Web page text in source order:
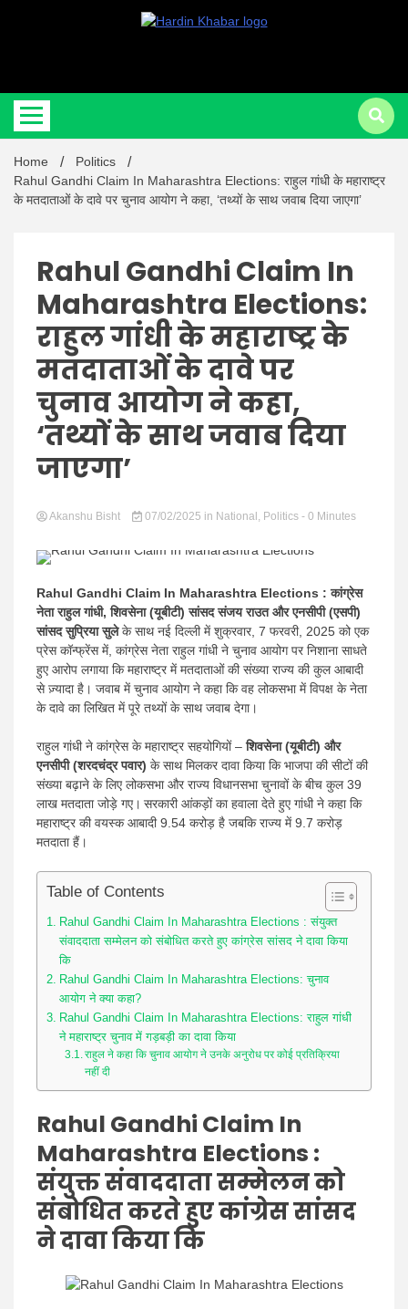
Hardin
Khabar |
Hindi
news |
Latest
Hindi
News
Home
Politics
Rahul Gandhi Claim In Maharashtra Elections: राहुल गांधी के महाराष्ट्र
के मतदाताओं के दावे पर चुनाव आयोग ने कहा, ‘तथ्यों के साथ जवाब दिया जाएगा’
Rahul Gandhi Claim In
Maharashtra Elections:
राहुल गांधी के महाराष्ट्र के
मतदाताओं के दावे पर
चुनाव आयोग ने कहा,
‘तथ्यों के साथ जवाब दिया
जाएगा’
Akanshu Bisht 07/02/2025 in National , Politics - 0 Minutes
Rahul Gandhi Claim In Maharashtra Elections : कांग्रेस
नेता राहुल गांधी, शिवसेना (यूबीटी) सांसद संजय राउत और एनसीपी (एसपी)
सांसद सुप्रिया सुलेके साथ नई दिल्ली में शुक्रवार, 7 फरवरी, 2025 को एक
प्रेस कॉन्फ्रेंस में, कांग्रेस नेता राहुल गांधी ने चुनाव आयोग पर निशाना साधते
हुए आरोप लगाया कि महाराष्ट्र में मतदाताओं की संख्या राज्य की कुल आबादी
से ज़्यादा है। जवाब में चुनाव आयोग ने कहा कि वह लोकसभा में विपक्ष के नेता
के दावे का लिखित में पूरे तथ्यों के साथ जवाब देगा।
राहुल गांधी ने कांग्रेस के महाराष्ट्र सहयोगियों –शिवसेना (यूबीटी) और
एनसीपी (शरदचंद्र पवार) के साथ मिलकर दावा किया कि भाजपा की सीटों की
संख्या बढ़ाने के लिए लोकसभा और राज्य विधानसभा चुनावों के बीच कुल 39
लाख मतदाता जोड़े गए। सरकारी आंकड़ों का हवाला देते हुए गांधी ने कहा कि
महाराष्ट्र की वयस्क आबादी 9.54 करोड़ है जबकि राज्य में 9.7 करोड़
मतदाता हैं।
Table of Contents
Rahul Gandhi Claim In Maharashtra Elections : संयुक्त
संवाददाता सम्मेलन को संबोधित करते हुए कांग्रेस सांसद ने दावा किया
कि
Rahul Gandhi Claim In Maharashtra Elections: चुनाव
आयोग ने क्या कहा?
Rahul Gandhi Claim In Maharashtra Elections: राहुल गांधी
ने महाराष्ट्र चुनाव में गड़बड़ी का दावा किया
राहुल ने कहा कि चुनाव आयोग ने उनके अनुरोध पर कोई प्रतिक्रिया
नहीं दी
Rahul Gandhi Claim In
Maharashtra Elections :
संयुक्त संवाददाता सम्मेलन को
संबोधित करते हुए कांग्रेस सांसद
ने दावा किया कि